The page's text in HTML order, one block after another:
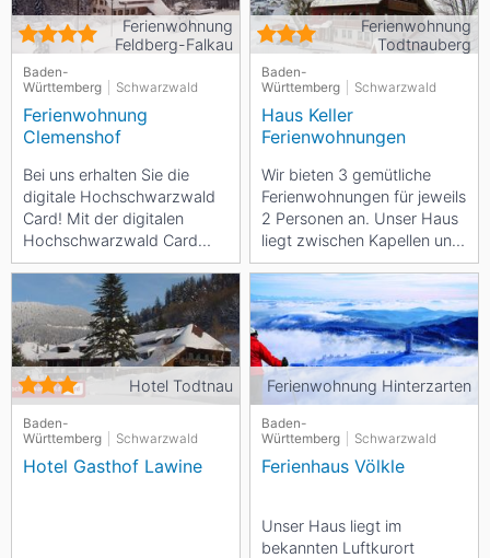
Ferienwohnung
Feldberg-Falkau
Baden-
Württemberg
Schwarzwald
Ferienwohnung
Clemenshof
Bei uns erhalten Sie die
digitale Hochschwarzwald
Card! Mit der digitalen
Hochschwarzwald Card
gestalten Sie Ihren Urlaub
individuell und nach...
Ferienwohnung
Todtnauberg
Baden-
Württemberg
Schwarzwald
Haus Keller
Ferienwohnungen
Wir bieten 3 gemütliche
Ferienwohnungen für jeweils
2 Personen an. Unser Haus
liegt zwischen Kapellen und
Stübenwasenlift (jeweils...
Hotel Todtnau
Baden-
Württemberg
Schwarzwald
Hotel Gasthof Lawine
Ferienwohnung Hinterzarten
Baden-
Württemberg
Schwarzwald
Ferienhaus Völkle
Unser Haus liegt im
bekannten Luftkurort